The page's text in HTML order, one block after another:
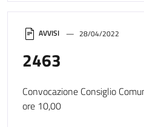
AVVISI 28/04/2022
2463
Convocazione Consiglio
ore 10,00